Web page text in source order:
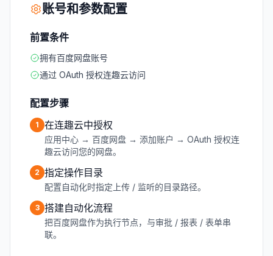
账号和参数配置
前置条件
拥有百度网盘账号
通过 OAuth 授权连趣云访问
配置步骤
1 在连趣云中授权
应用中心 → 百度网盘 → 添加账户 → OAuth 授权连
趣云访问您的网盘。
2 指定操作目录
配置自动化时指定上传 / 监听的目录路径。
3 搭建自动化流程
把百度网盘作为执行节点，与审批 / 报表 / 表单串
联。